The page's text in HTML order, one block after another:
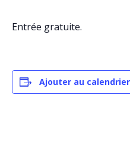
Entrée gratuite.
Ajouter au calendrier